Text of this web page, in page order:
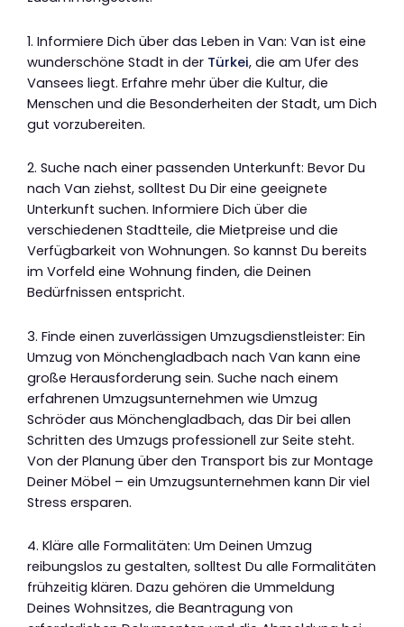
1. Informiere Dich über das Leben in Van: Van ist eine
wunderschöne Stadt in der Türkei, die am Ufer des
Vansees liegt. Erfahre mehr über die Kultur, die
Menschen und die Besonderheiten der Stadt, um Dich
gut vorzubereiten.
2. Suche nach einer passenden Unterkunft: Bevor Du
nach Van ziehst, solltest Du Dir eine geeignete
Unterkunft suchen. Informiere Dich über die
verschiedenen Stadtteile, die Mietpreise und die
Verfügbarkeit von Wohnungen. So kannst Du bereits
im Vorfeld eine Wohnung finden, die Deinen
Bedürfnissen entspricht.
3. Finde einen zuverlässigen Umzugsdienstleister: Ein
Umzug von Mönchengladbach nach Van kann eine
große Herausforderung sein. Suche nach einem
erfahrenen Umzugsunternehmen wie Umzug
Schröder aus Mönchengladbach, das Dir bei allen
Schritten des Umzugs professionell zur Seite steht.
Von der Planung über den Transport bis zur Montage
Deiner Möbel – ein Umzugsunternehmen kann Dir viel
Stress ersparen.
4. Kläre alle Formalitäten: Um Deinen Umzug
reibungslos zu gestalten, solltest Du alle Formalitäten
frühzeitig klären. Dazu gehören die Ummeldung
Deines Wohnsitzes, die Beantragung von